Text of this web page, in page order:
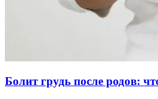
Болит грудь после родов: